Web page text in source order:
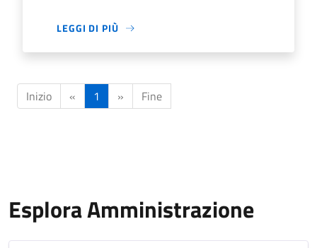
LEGGI DI PIÙ
Inizio « 1 » Fine
Esplora Amministrazione